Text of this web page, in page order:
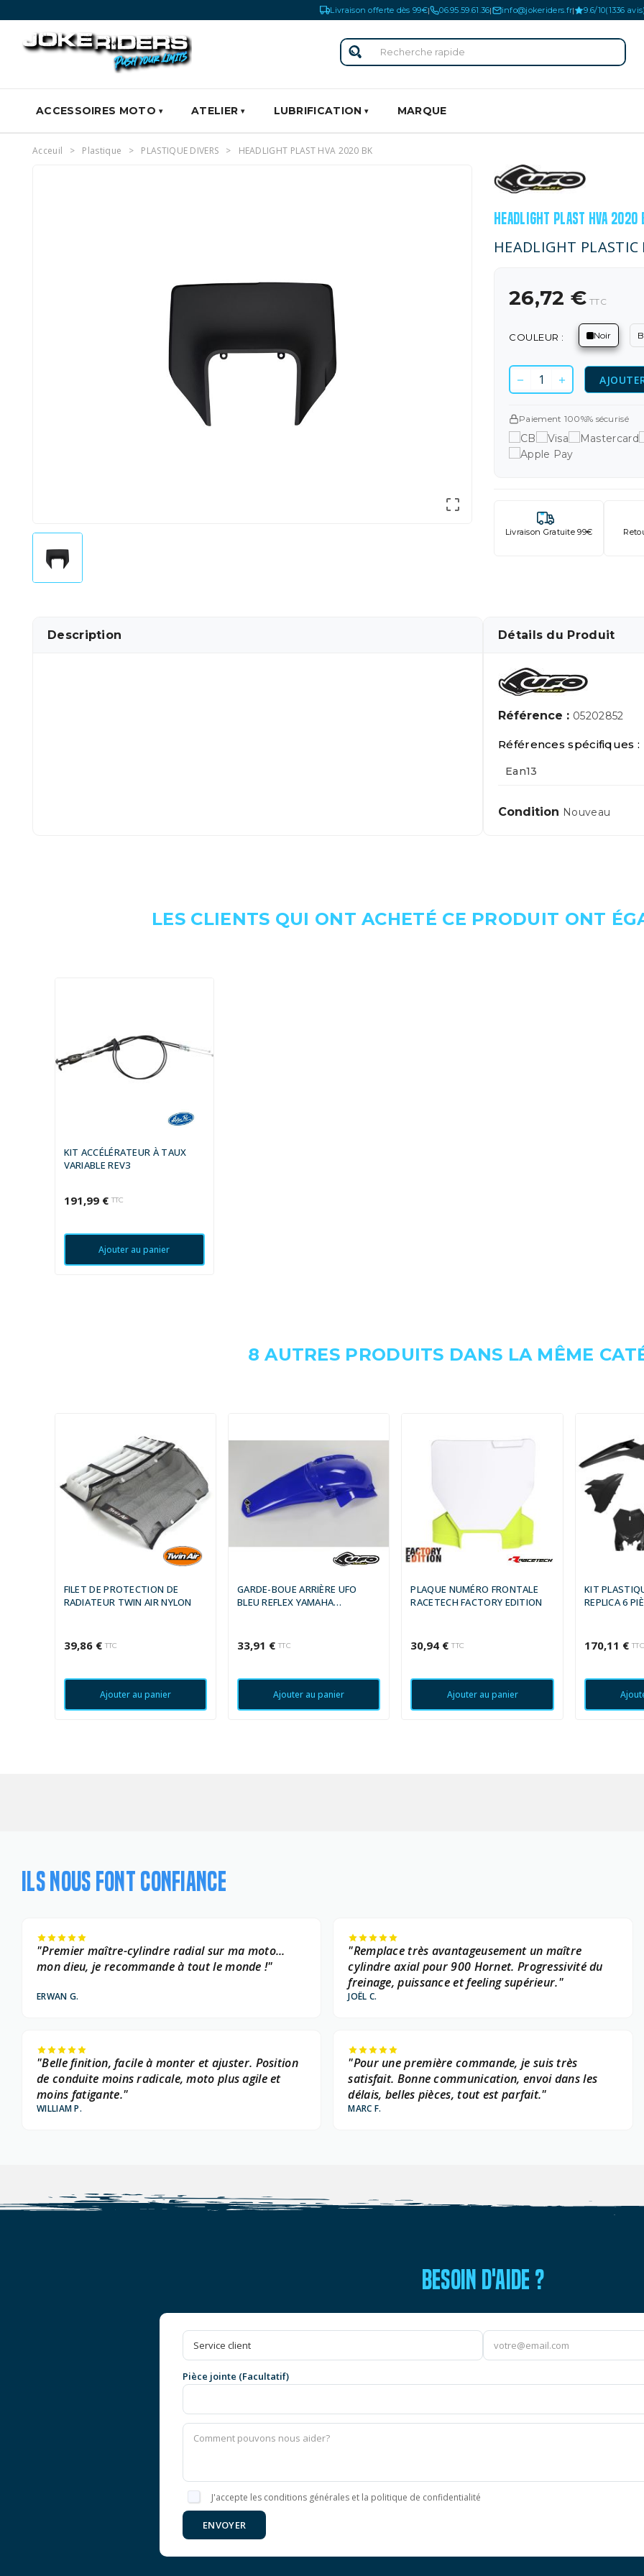
Livraison offerte dès 99€| 06.95.59.61.36| info@jokeriders.fr| 9.6/10(1336 avis)
ACCESSOIRES MOTO ATELIER LUBRIFICATION MARQUE
Acceuil Plastique PLASTIQUE DIVERS HEADLIGHT PLAST HVA 2020 BK

HEADLIGHT PLAST HVA 2020
HEADLIGHT PLASTIC
26,72 € TTC
COULEUR : Noir
Paiement 100%% sécurisé
Livraison Gratuite 99€
Description Détails du Produit
Référence : 05202852
Références spécifiques :
Ean13
Condition Nouveau
LES CLIENTS QUI ONT ACHETÉ CE PRODUIT ONT
KIT ACCÉLÉRATEUR À TAUX
VARIABLE REV3
191,99 € TTC
Ajouter au panier
8 AUTRES PRODUITS DANS LA MÊME
FILET DE PROTECTION DE
RADIATEUR TWIN AIR NYLON
39,86 € TTC
Ajouter au panier
GARDE-BOUE ARRIÈRE UFO
BLEU REFLEX YAMAHA
33,91 € TTC
Ajouter au panier
PLAQUE NUMÉRO FRONTALE
RACETECH FACTORY EDITION
30,94 € TTC
Ajouter au panier
KIT
REPLICA 6
170,11 € TTC
ILS NOUS FONT CONFIANCE
"Premier maître-cylindre radial sur ma moto...
mon dieu, je recommande à tout le monde !"
ERWAN G.
"Remplace très avantageusement un maître
cylindre axial pour 900 Hornet. Progressivité du
freinage, puissance et feeling supérieur."
JOËL C.
"Belle finition, facile à monter et ajuster. Position
de conduite moins radicale, moto plus agile et
moins fatigante."
WILLIAM P.
"Pour une première commande, je suis très
satisfait. Bonne communication, envoi dans les
délais, belles pièces, tout est parfait."
MARC F.
BESOIN D'AIDE ?
Pièce jointe (Facultatif)
J'accepte les conditions générales et la politique de confidentialité
ENVOYER